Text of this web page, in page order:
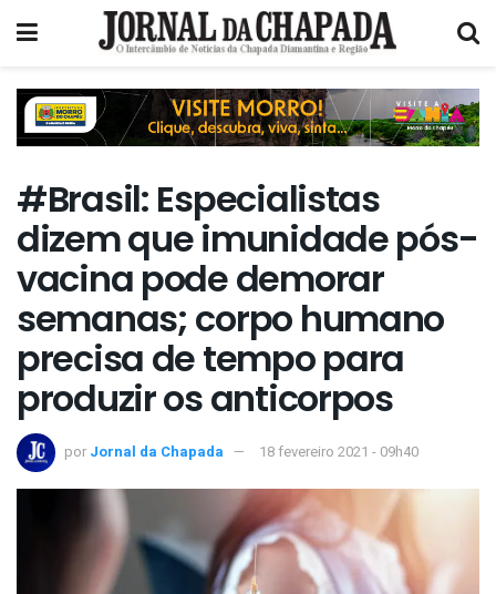
#Brasil: Especialistas
dizem que imunidade pós-
vacina pode demorar
semanas; corpo humano
precisa de tempo para
produzir os anticorpos
por Jornal da Chapada 18 fevereiro 2021 - 09h40